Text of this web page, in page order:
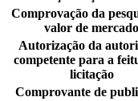
Comprovação da
valor de mercado
Autorização da
competente para a
licitação
Comprovante de